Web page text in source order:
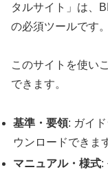
タルサイト」は、
の必須ツールです。
このサイトを使い
できます。
基準・要領: ガイ
ウンロードできま
マニュアル・様式: